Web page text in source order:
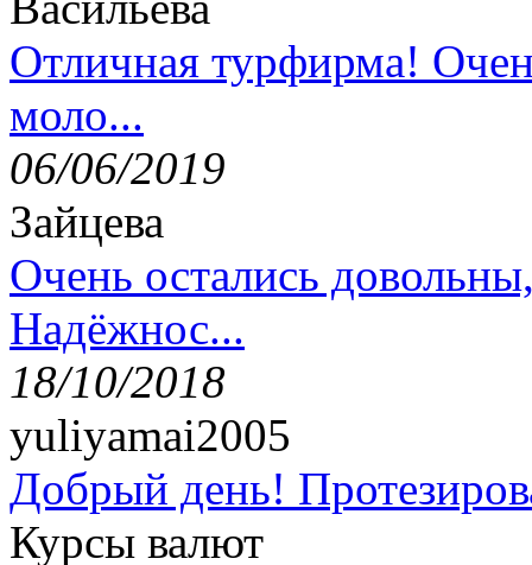
Отличная турфирма!
моло...
06/06/2019
Зайцева
Очень остались
Надёжнос...
18/10/2018
yuliyamai2005
Добрый день!
Курсы валют